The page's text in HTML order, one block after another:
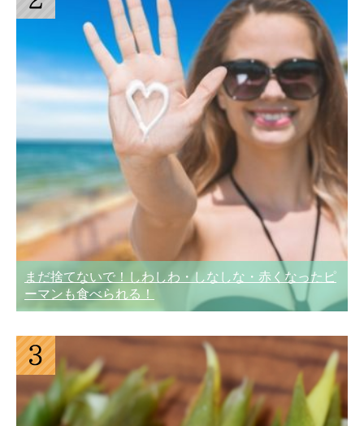
まだ捨てないで！しわしわ・しなしな・赤くなったピ
ーマンも食べられる！